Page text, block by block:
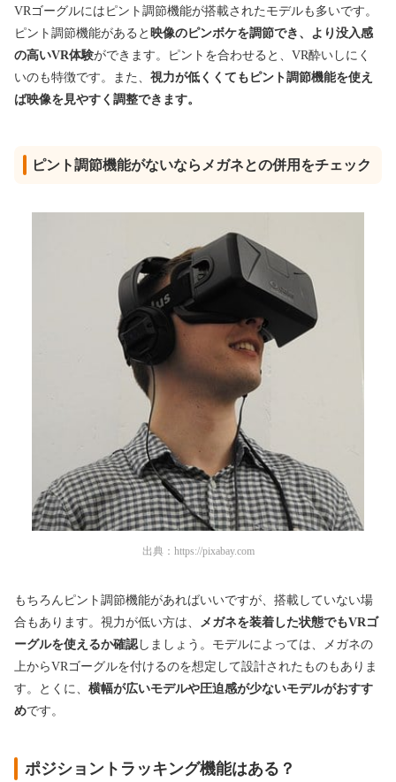
VRゴーグルにはピント調節機能が搭載されたモデルも多いです。
ピント調節機能があると 映像のピンボケを調節でき、より没入感
の高いVR体験ができます。ピントを合わせると、VR酔いしにく
いのも特徴です。また、 視力が低くくてもピント調節機能を使え
ば映像を見やすく調整できます。
ピント調節機能がないならメガネとの併用をチェック
出典： https://pixabay.com
もちろんピント調節機能があればいいですが、搭載していない場
合もあります。視力が低い方は、 メガネを装着した状態でもVRゴ
ーグルを使えるか確認しましょう。モデルによっては、メガネの
上からVRゴーグルを付けるのを想定して設計されたものもありま
す。とくに、 横幅が広いモデルや圧迫感が少ないモデルがおすす
めです。
ポジショントラッキング機能はある？